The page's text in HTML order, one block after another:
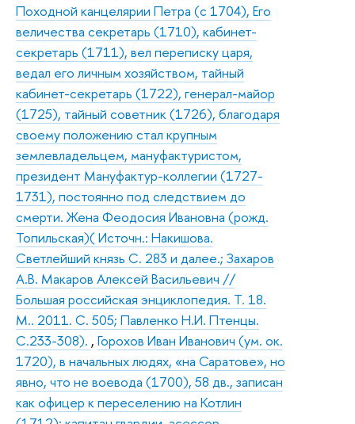
Походной канцелярии Петра (с 1704), Его
величества секретарь (1710), кабинет-
секретарь (1711), вел переписку царя,
ведал его личным хозяйством, тайный
кабинет-секретарь (1722), генерал-майор
(1725), тайный советник (1726), благодаря
своему положению стал крупным
землевладельцем, мануфактуристом,
президент Мануфактур-коллегии (1727-
1731), постоянно под следствием до
смерти. Жена Феодосия Ивановна (рожд.
Топильская)( Источн.: Накишова.
Светлейший князь С. 283 и далее.; Захаров
А.В. Макаров Алексей Васильевич //
Большая российская энциклопедия. Т. 18.
М.. 2011. С. 505; Павленко Н.И. Птенцы.
С.233-308). , Горохов Иван Иванович (ум. ок.
1720), в начальных людях, «на Саратове», но
явно, что не воевода (1700), 58 дв., записан
как офицер к переселению на Котлин